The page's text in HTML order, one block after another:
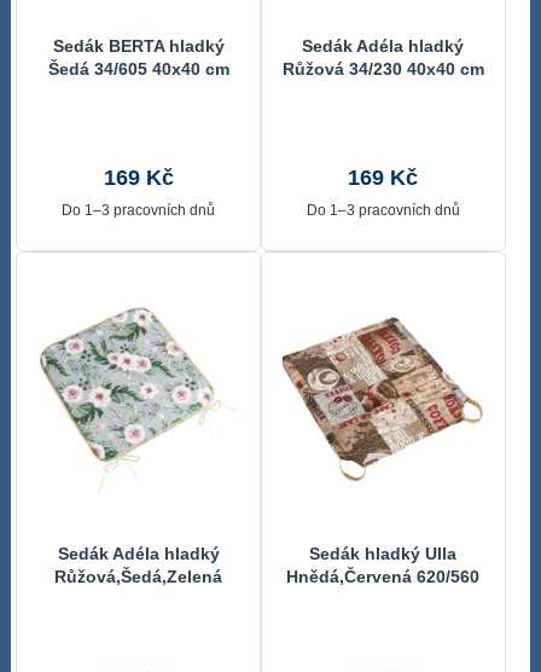
Sedák BERTA hladký
Šedá 34/605 40x40 cm
169 Kč
Do 1–3 pracovních dnů
Sedák Adéla hladký
Růžová 34/230 40x40 cm
169 Kč
Do 1–3 pracovních dnů
Sedák Adéla hladký
Růžová,Šedá,Zelená
Sedák hladký Ulla
Hnědá,Červená 620/560